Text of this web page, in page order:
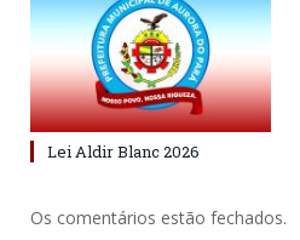
Lei Aldir Blanc 2026
Os comentários estão fechados.